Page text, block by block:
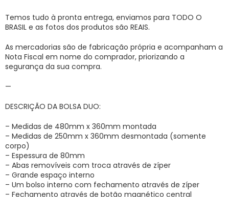
Temos tudo à pronta entrega, enviamos para TODO O
BRASIL e as fotos dos produtos são REAIS.
As mercadorias são de fabricação própria e acompanham a
Nota Fiscal em nome do comprador, priorizando a
segurança da sua compra.
—
DESCRIÇÃO DA BOLSA DUO:
– Medidas de 480mm x 360mm montada
– Medidas de 250mm x 360mm desmontada (somente
corpo)
– Espessura de 80mm
– Abas removíveis com troca através de zíper
– Grande espaço interno
– Um bolso interno com fechamento através de zíper
– Fechamento através de botão magnético central